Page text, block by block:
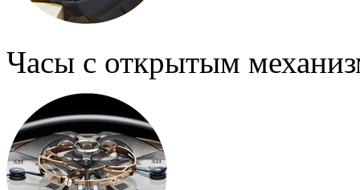
Часы с открытым